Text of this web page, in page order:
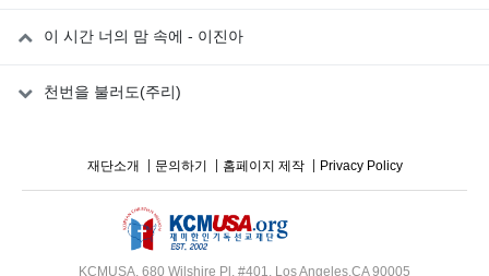
이 시간 너의 맘 속에 - 이진아
천번을 불러도(주리)
재단소개 문의하기 홈페이지 제작 Privacy Policy
KCMUSA, 680 Wilshire Pl. #401, Los Angeles,CA 90005